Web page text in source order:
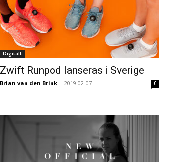
Digitalt
Zwift Runpod lanseras i Sverige
Brian van den Brink - 2019-02-07 0